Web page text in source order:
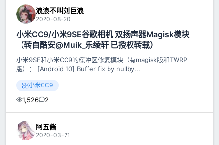
浪浪不叫刘巨浪
2020-08-20
小米CC9/小米9SE谷歌相机 双扬声器Magisk模块
（转自酷安@Muik_乐绫轩 已授权转载）
小米9SE和小米CC9的缓冲区修复模块（有magisk版和TWRP
版）： [Android 10] Buffer fix by nullby...
小米CC9
1,526 2
阿五酱
2020-03-21